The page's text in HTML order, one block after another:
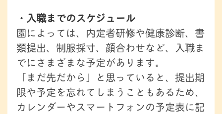
・入職までのスケジュール
園によっては、内定者研修や健康診断、書
類提出、制服採寸、顔合わせなど、入職ま
でにさまざまな予定があります。
「まだ先だから」と思っていると、提出期
限や予定を忘れてしまうこともあるため、
カレンダーやスマートフォンの予定表に記